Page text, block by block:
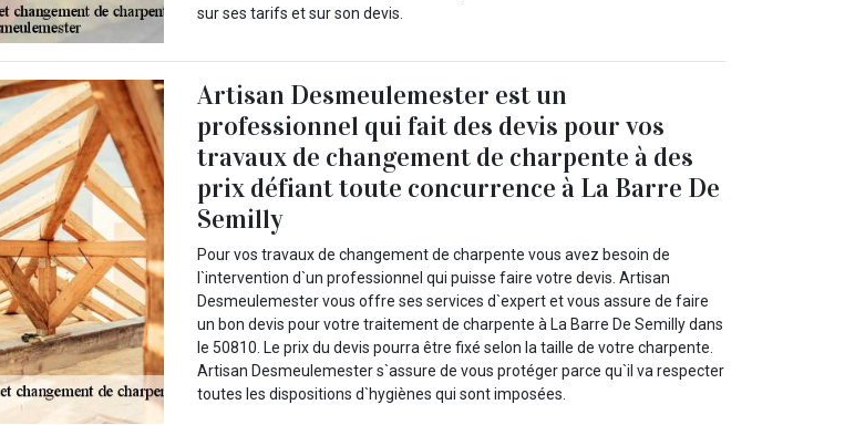
sur ses tarifs et sur son devis.
Artisan Desmeulemester est un
professionnel qui fait des devis pour vos
travaux de changement de charpente à des
prix défiant toute concurrence à La Barre De
Semilly
Pour vos travaux de changement de charpente vous avez besoin de
l`intervention d`un professionnel qui puisse faire votre devis. Artisan
Desmeulemester vous offre ses services d`expert et vous assure de faire
un bon devis pour votre traitement de charpente à La Barre De Semilly dans
le 50810. Le prix du devis pourra être fixé selon la taille de votre charpente.
Artisan Desmeulemester s`assure de vous protéger parce qu`il va respecter
toutes les dispositions d`hygiènes qui sont imposées.